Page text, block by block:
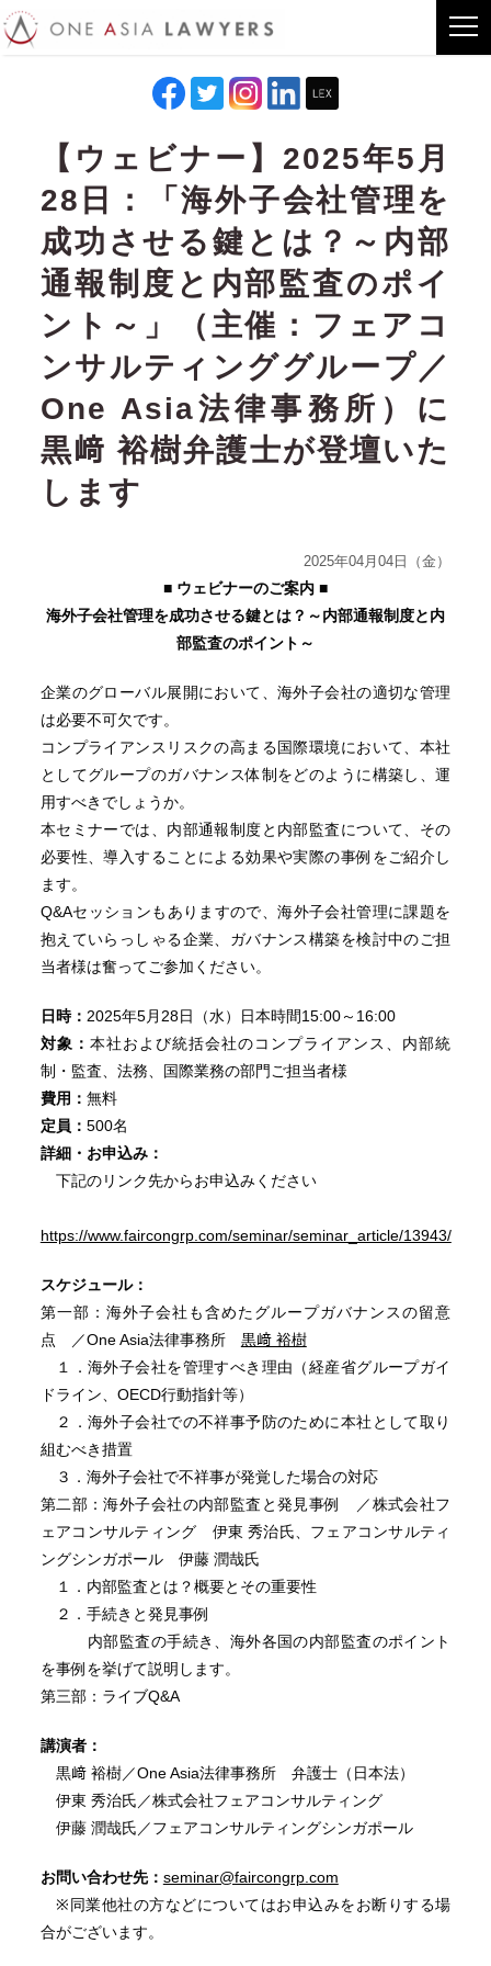
【ウェビナー】2025年5月
28日：「海外子会社管理を
成功させる鍵とは？～内部
通報制度と内部監査のポイ
ント～」（主催：フェアコ
ンサルティンググループ／
One Asia法律事務所）に
黒﨑 裕樹弁護士が登壇いた
します
2025年04月04日（金）
■ ウェビナーのご案内 ■
海外子会社管理を成功させる鍵とは？～内部通報制度と内
部監査のポイント～
企業のグローバル展開において、海外子会社の適切な管理
は必要不可欠です。
コンプライアンスリスクの高まる国際環境において、本社
としてグループのガバナンス体制をどのように構築し、運
用すべきでしょうか。
本セミナーでは、内部通報制度と内部監査について、その
必要性、導入することによる効果や実際の事例をご紹介し
ます。
Q&Aセッションもありますので、海外子会社管理に課題を
抱えていらっしゃる企業、ガバナンス構築を検討中のご担
当者様は奮ってご参加ください。
日時： 2025年5月28日（水）日本時間15:00～16:00
対象： 本社および統括会社のコンプライアンス、内部統
制・監査、法務、国際業務の部門ご担当者様
費用： 無料
定員： 500名
詳細・お申込み：
下記のリンク先からお申込みください
https://www.faircongrp.com/seminar/seminar_article/13943/
スケジュール：
第一部：海外子会社も含めたグループガバナンスの留意
点 ／One Asia法律事務所 黒﨑 裕樹
１．海外子会社を管理すべき理由（経産省グループガイ
ドライン、OECD行動指針等）
２．海外子会社での不祥事予防のために本社として取り
組むべき措置
３．海外子会社で不祥事が発覚した場合の対応
第二部：海外子会社の内部監査と発見事例 ／株式会社フ
ェアコンサルティング 伊東 秀治氏、フェアコンサルティ
ングシンガポール 伊藤 潤哉氏
１．内部監査とは？概要とその重要性
２．手続きと発見事例
内部監査の手続き、海外各国の内部監査のポイント
を事例を挙げて説明します。
第三部：ライブQ&A
講演者：
黒﨑 裕樹／One Asia法律事務所 弁護士（日本法）
伊東 秀治氏／株式会社フェアコンサルティング
伊藤 潤哉氏／フェアコンサルティングシンガポール
お問い合わせ先： seminar@faircongrp.com
※同業他社の方などについてはお申込みをお断りする場
合がございます。